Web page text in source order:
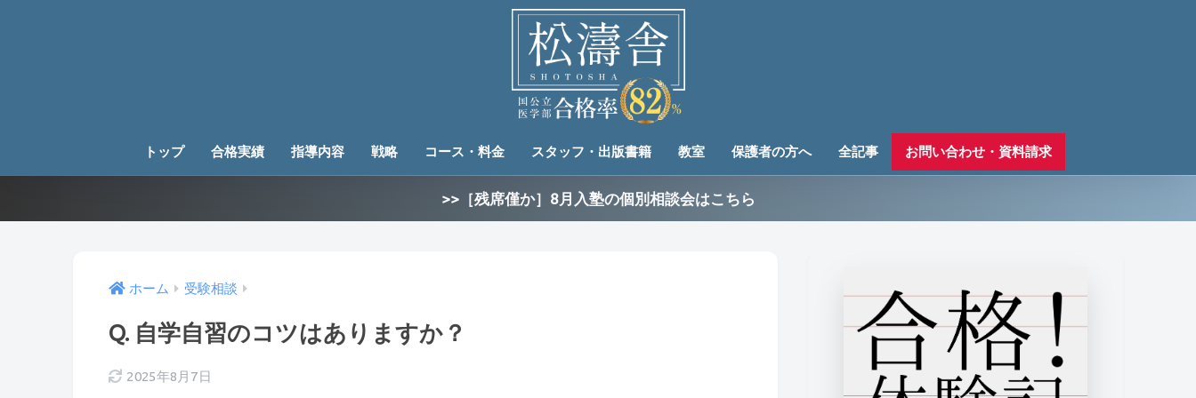
トップ 合格実績 指導内容 戦略 コース・料金 スタッフ・出版書籍 教室 保護者の方へ 全記事 お問い合わせ・資料請求
>>［残席僅か］8月入塾の個別相談会はこちら
ホーム 受験相談
Q. 自学自習のコツはありますか？
2025年8月7日